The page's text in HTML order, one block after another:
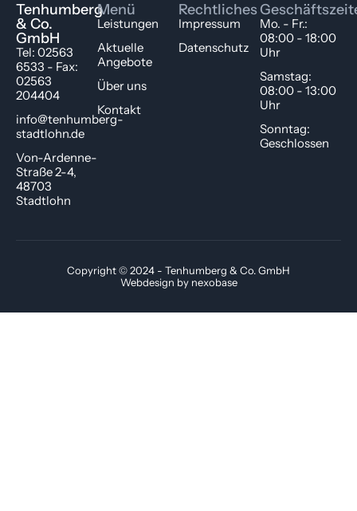
Tenhumberg
& Co.
GmbH
Tel: 02563
6533 - Fax:
02563
204404
info@tenhumberg-
stadtlohn.de
Von-Ardenne-
Straße 2-4,
48703
Stadtlohn
Menü
Leistungen
Aktuelle
Angebote
Über uns
Kontakt
Rechtliches
Impressum
Datenschutz
Mo. - Fr.:
08:00 - 18:00
Uhr
Samstag:
08:00 - 13:00
Uhr
Sonntag:
Geschlossen
Copyright © 2024 - Tenhumberg & Co. GmbH
Webdesign by nexobase